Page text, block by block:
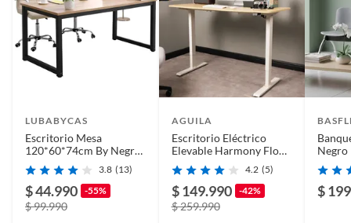
LUBABYCAS
Escritorio Mesa
120*60*74cm By Negro
Lubabycas
3.8 (13)
$ 44.990 -55%
$ 99.990
AGUILA
Escritorio Eléctrico
Elevable Harmony Flow
140 cm - Arce y Blanco
4.2 (5)
$ 149.990 -42%
$ 259.990
Negro
$